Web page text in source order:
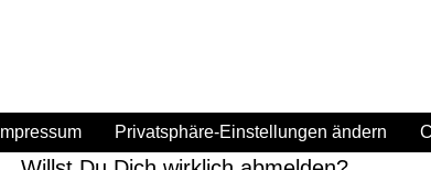
Impressum Privatsphäre-Einstellungen ändern